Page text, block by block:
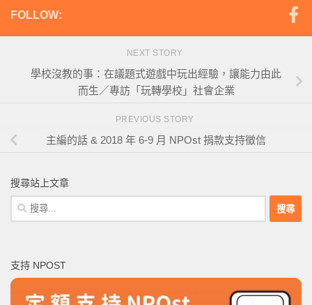
FOLLOW:
NEXT STORY
學校沒教的事：在議題式遊戲中玩出經驗，讓能力由此
而生／專訪「玩轉學校」社會企業
PREVIOUS STORY
主編的話 & 2018 年 6-9 月 NPOst 捐款支持徵信
搜尋站上文章
搜
尋
字:
支持 NPOST